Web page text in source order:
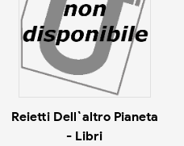
Reietti Dell`altro Pianeta
- Libri